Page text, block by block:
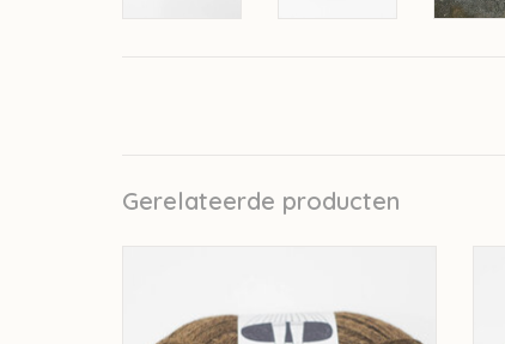
Gerelateerde producten
TOEVOEGEN AAN WINKELWAGEN